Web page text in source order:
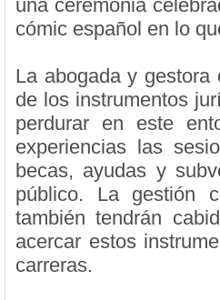
una ceremonia
cómic español en lo
La abogada y gestora
de los instrumentos
perdurar en este
experiencias las
becas, ayudas y
público. La gestión
también tendrán
acercar estos
carreras.